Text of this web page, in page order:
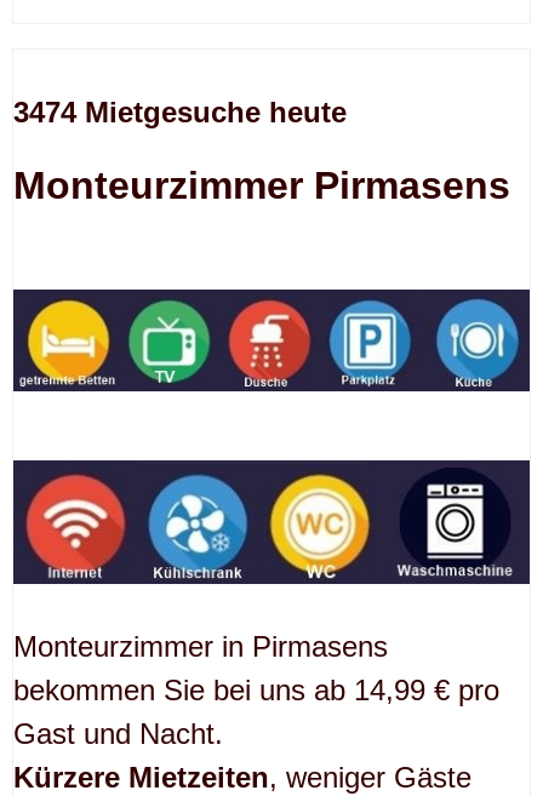
3474 Mietgesuche heute
Monteurzimmer Pirmasens
Monteurzimmer in Pirmasens
bekommen Sie bei uns ab 14,99 € pro
Gast und Nacht.
Kürzere Mietzeiten, weniger Gäste